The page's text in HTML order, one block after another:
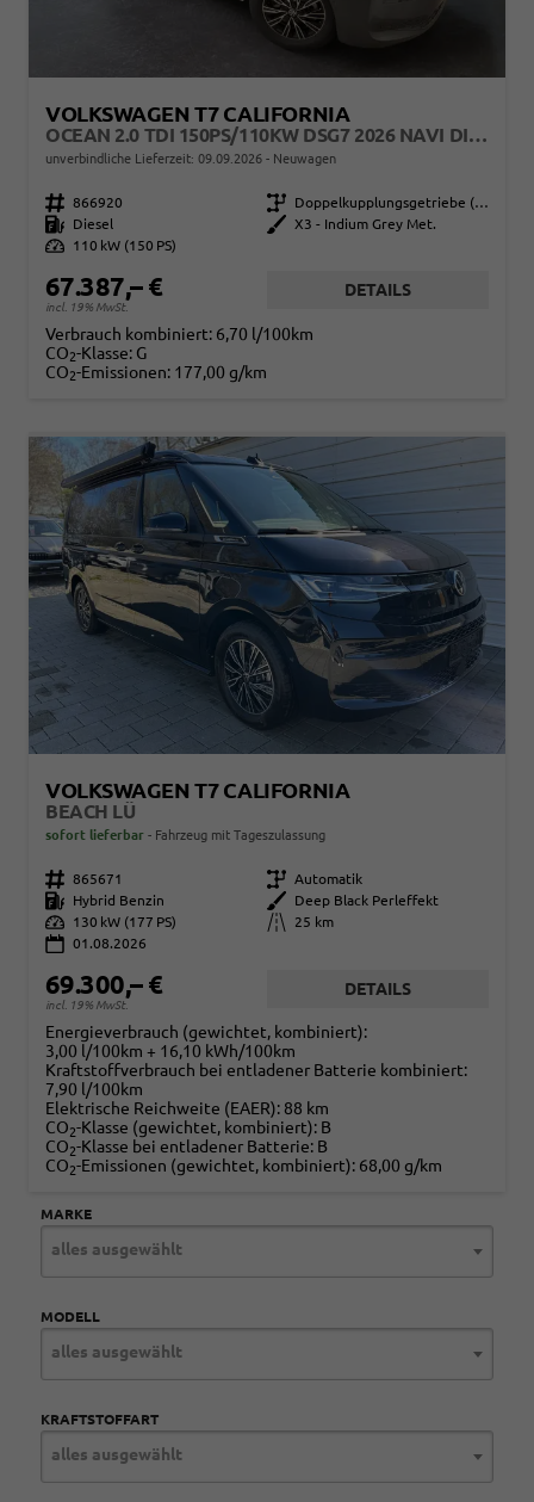
VOLKSWAGEN T7 CALIFORNIA
OCEAN 2.0 TDI 150PS/110KW DSG7 2026 NAVI DISCOVER PRO+FRONTSCHEIBE BEHEIZBAR+TOP & PARK PAKET+18" ALU+AHK+TRAVEL ASSIST+EL- HEBEDACH, BASALT GRAU+CAMPINGAUSBAU
unverbindliche Lieferzeit: 09.09.2026 Neuwagen
Fahrzeugnr. 866920 Getriebe
Doppelkupplungsgetriebe (DSG)
Kraftstoff
Diesel Außenfarbe
X3 - Indium Grey Met.
Leistung
110 kW (150 PS)
67.387,– €
incl. 19% MwSt.
DETAILS
Verbrauch kombiniert: 6,70 l/100km
CO2-Klasse: G
CO2-Emissionen: 177,00 g/km
VOLKSWAGEN T7 CALIFORNIA
BEACH LÜ
sofort lieferbar Fahrzeug mit Tageszulassung
Fahrzeugnr. 865671 Getriebe Automatik
Kraftstoff
Hybrid Benzin Außenfarbe
Deep Black Perleffekt
Leistung
130 kW (177 PS) Kilometerstand
25 km
01.08.2026
69.300,– €
incl. 19% MwSt.
DETAILS
Energieverbrauch (gewichtet, kombiniert):
3,00 l/100km + 16,10 kWh/100km
Kraftstoffverbrauch bei entladener Batterie kombiniert:
7,90 l/100km
Elektrische Reichweite (EAER): 88 km
CO2-Klasse (gewichtet, kombiniert): B
CO2-Klasse bei entladener Batterie: B
CO2-Emissionen (gewichtet, kombiniert): 68,00 g/km
MARKE
alles ausgewählt
MODELL
alles ausgewählt
KRAFTSTOFFART
alles ausgewählt